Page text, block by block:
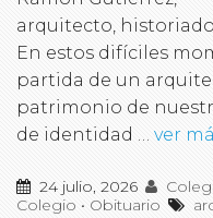
arquitecto,
En estos difíciles
partida de un
patrimonio de
de identidad … ver
24 julio, 2026
Colegio • Obituario